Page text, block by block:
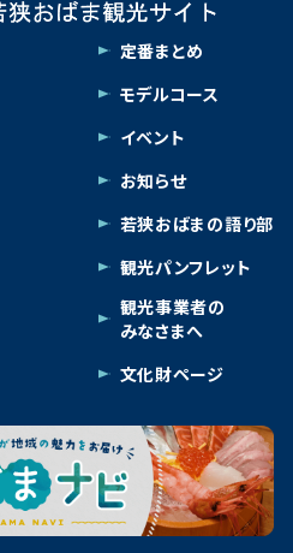
定番まとめ
モデルコース
イベント
お知らせ
若狭おばまの語り部
観光パンフレット
観光事業者の
みなさまへ
文化財ページ